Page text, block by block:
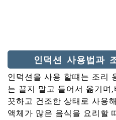
인덕션 사용법과
인덕션을 사용 할떄는 조리
는 끌지 말고 들어서 옮기며,
끗하고 건조한 상태로 사용
액체가 많은 음식을 요리할